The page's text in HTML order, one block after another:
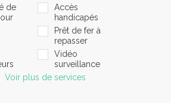
de
Accès
handicapés
Prêt de fer à
repasser
Vidéo
surveillance
Voir plus de services